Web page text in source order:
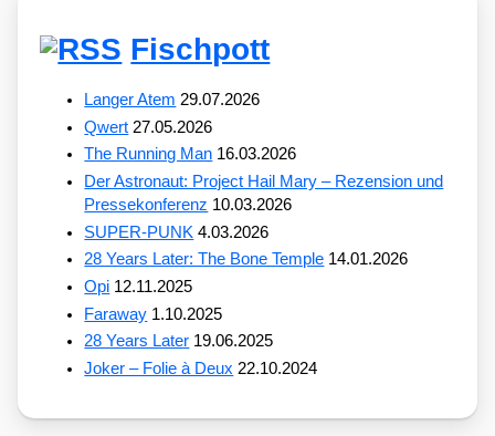
Fischpott
Langer Atem 29.07.2026
Qwert 27.05.2026
The Running Man 16.03.2026
Der Astronaut: Project Hail Mary – Rezension und
Pressekonferenz 10.03.2026
SUPER-PUNK 4.03.2026
28 Years Later: The Bone Temple 14.01.2026
Opi 12.11.2025
Faraway 1.10.2025
28 Years Later 19.06.2025
Joker – Folie à Deux 22.10.2024